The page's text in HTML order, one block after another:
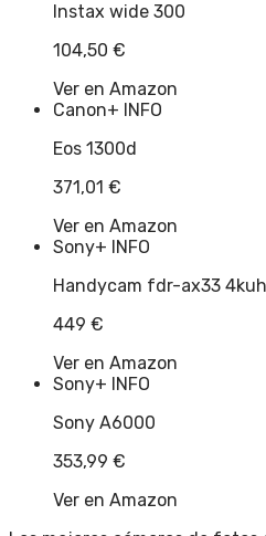
Instax wide 300
104,50 €
Ver en Amazon
Canon+ INFO
Eos 1300d
371,01 €
Ver en Amazon
Sony+ INFO
Handycam fdr-ax33
449 €
Ver en Amazon
Sony+ INFO
Sony A6000
353,99 €
Ver en Amazon